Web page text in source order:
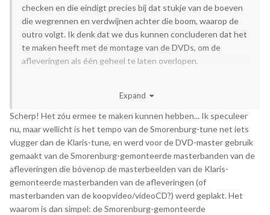
checken en die eindigt precies bij dat stukje van de boeven
die wegrennen en verdwijnen achter die boom, waarop de
outro volgt. Ik denk dat we dus kunnen concluderen dat het
te maken heeft met de montage van de DVDs, om de
afleveringen als één geheel te laten overlopen.
banden niet het geval is begrijp ik echter niet.
Expand
Scherp! Het zóu ermee te maken kunnen hebben... Ik speculeer
nu, maar wellicht is het tempo van de Smorenburg-tune net iets
vlugger dan de Klaris-tune, en werd voor de DVD-master gebruik
gemaakt van de Smorenburg-gemonteerde masterbanden van de
afleveringen die bóvenop de masterbeelden van de Klaris-
gemonteerde masterbanden van de afleveringen (of
masterbanden van de koopvideo/videoCD?) werd geplakt. Het
waarom is dan simpel: de Smorenburg-gemonteerde